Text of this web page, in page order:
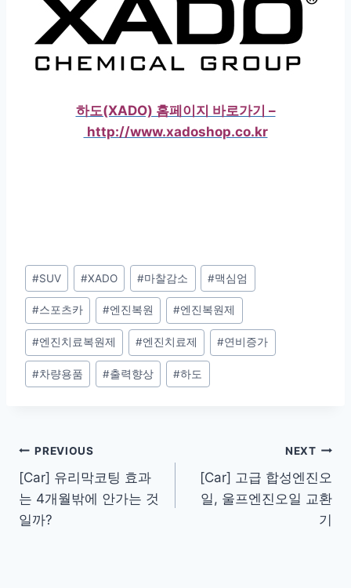
하도(XADO) 홈페이지 바로가기 –
http://www.xadoshop.co.kr
Post
Tags:
#SUV #XADO #마찰감소 #맥심엄
#스포츠카 #엔진복원 #엔진복원제
#엔진치료복원제 #엔진치료제 #연비증가
#차량용품 #출력향상 #하도
Post
navigation
PREVIOUS
[Car] 유리막코팅 효과
는 4개월밖에 안가는 것
일까?
NEXT
[Car] 고급 합성엔진오
일, 울프엔진오일 교환
기